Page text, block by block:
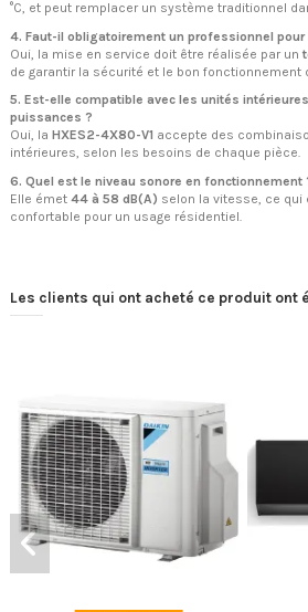
°C, et peut remplacer un système traditionnel
4. Faut-il obligatoirement un professionnel pour
Oui, la mise en service doit être réalisée par un
de garantir la sécurité et le bon fonctionnement
5. Est-elle compatible avec les unités
puissances ?
Oui, la HXES2-4X80-V1 accepte des
intérieures, selon les besoins de chaque pièce.
6. Quel est le niveau sonore en fonctionnement
Elle émet 44 à 58 dB(A) selon la vitesse, ce qui
confortable pour un usage résidentiel.
Les clients qui ont acheté ce produit ont